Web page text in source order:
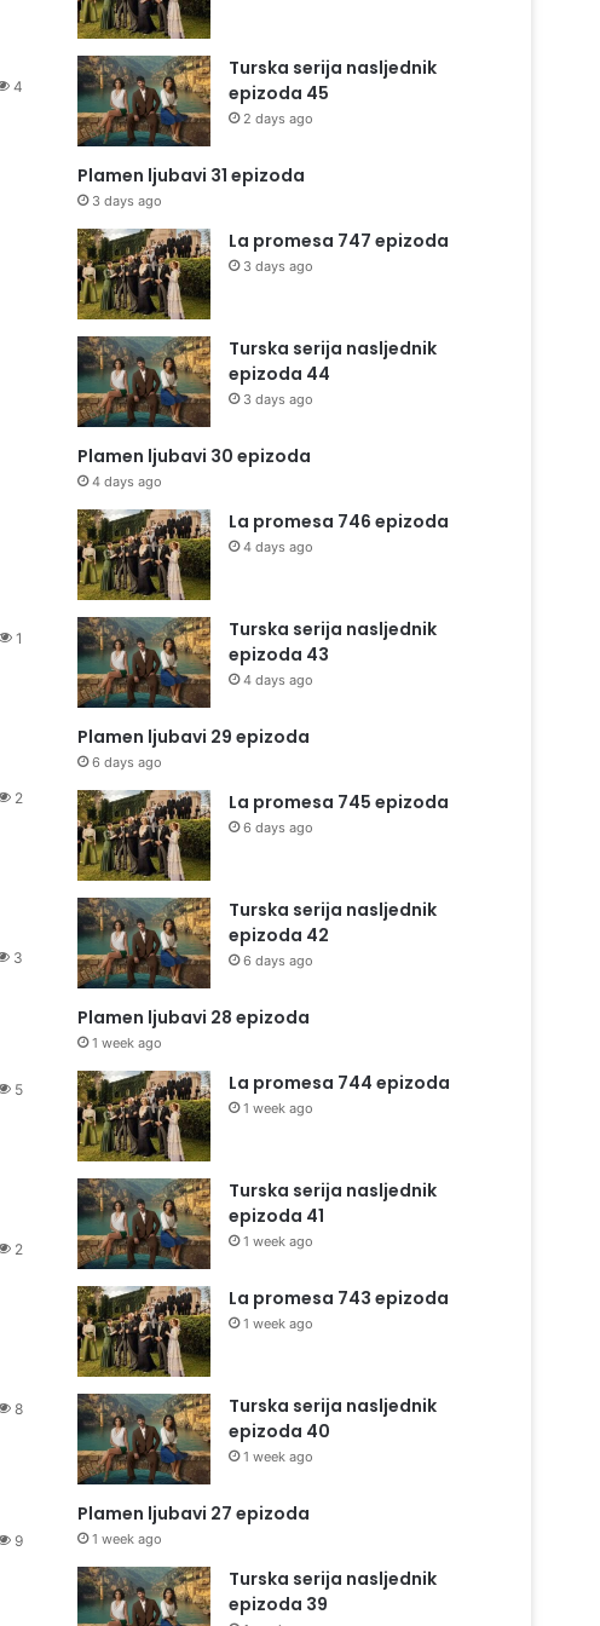
4
1
2
3
5
2
8
9
Turska serija nasljednik
epizoda 45
2 days ago
Plamen ljubavi 31 epizoda
3 days ago
La promesa 747 epizoda
3 days ago
Turska serija nasljednik
epizoda 44
3 days ago
Plamen ljubavi 30 epizoda
4 days ago
La promesa 746 epizoda
4 days ago
Turska serija nasljednik
epizoda 43
4 days ago
Plamen ljubavi 29 epizoda
6 days ago
La promesa 745 epizoda
6 days ago
Turska serija nasljednik
epizoda 42
6 days ago
Plamen ljubavi 28 epizoda
1 week ago
La promesa 744 epizoda
1 week ago
Turska serija nasljednik
epizoda 41
1 week ago
La promesa 743 epizoda
1 week ago
Turska serija nasljednik
epizoda 40
1 week ago
Plamen ljubavi 27 epizoda
1 week ago
Turska serija nasljednik
epizoda 39